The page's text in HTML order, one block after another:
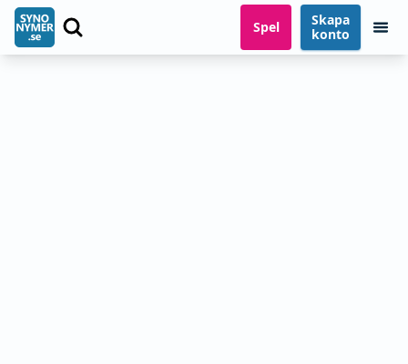
Spel
Skapa
konto